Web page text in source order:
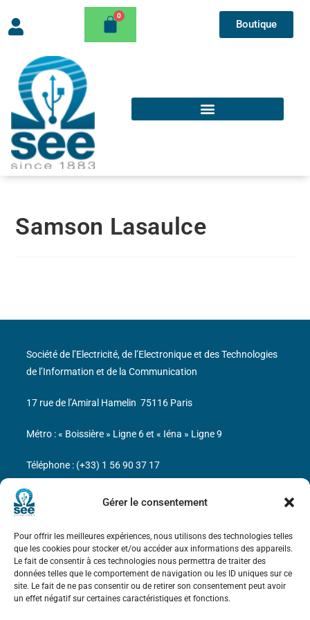
Gérer le consentement
Pour offrir les meilleures expériences, nous utilisons des technologies telles
que les cookies pour stocker et/ou accéder aux informations des appareils.
Le fait de consentir à ces technologies nous permettra de traiter des
données telles que le comportement de navigation ou les ID uniques sur ce
site. Le fait de ne pas consentir ou de retirer son consentement peut avoir
un effet négatif sur certaines caractéristiques et fonctions.
Boutique
Samson Lasaulce
Bicentenaire des découvertes d’André-
Marie Ampère
Mentions légales
Société de l’Electricité, de l’Electronique et des Technologies
de l’Information et de la Communication
17 rue de l’Amiral Hamelin 75116 Paris
Métro : « Boissière » Ligne 6 et « Iéna » Ligne 9
Téléphone : (+33) 1 56 90 37 17
N° de SIREN : 785 393 232, Code APE : 9412Z TVA intra-
communautaire : FR44 785 393 232